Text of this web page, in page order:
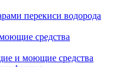
перекиси водорода
средства
и моющие средства